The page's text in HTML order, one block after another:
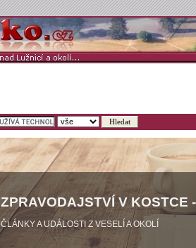
ZPRAVODAJSTVÍ V KOSTCE
ČLÁNKY A UDÁLOSTI Z VESELÍ A OKOLÍ